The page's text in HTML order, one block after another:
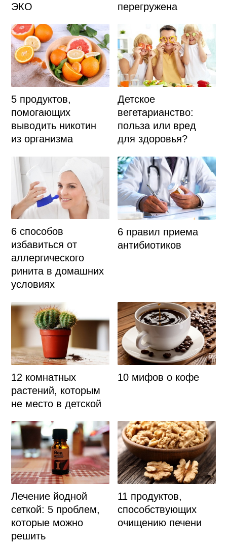
ЭКО
перегружена
5 продуктов,
помогающих
выводить никотин
из организма
Детское
вегетарианство:
польза или вред
для здоровья?
6 способов
избавиться от
аллергического
ринита в домашних
условиях
6 правил приема
антибиотиков
12 комнатных
растений, которым
не место в детской
10 мифов о кофе
Лечение йодной
сеткой: 5 проблем,
которые можно
решить
11 продуктов,
способствующих
очищению печени